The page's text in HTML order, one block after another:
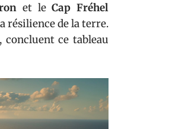
et leCap Fréhel
résilience de la terre.
concluent ce tableau